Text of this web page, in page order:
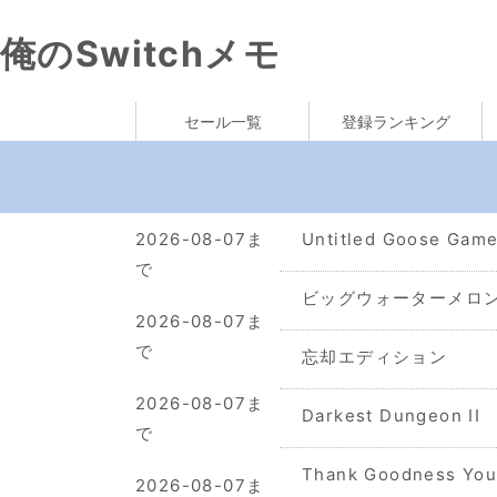
俺のSwitchメモ
セール一覧 登録ランキング
2026-08-07ま
で
Untitled Goose Game
2026-08-07ま
で
ビッグウォーターメロ
2026-08-07ま
で
忘却エディション
2026-08-07ま
Darkest Dungeon II
Thank Goodness